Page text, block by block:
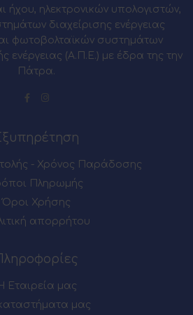
ήχου, ηλεκτρονικών υπολογιστών,
διαχείρισης ενέργειας
φωτοβολταϊκών συστημάτων
ενέργειας (Α.Π.Ε.) με έδρα της την
Πάτρα.
- Χρόνος Παράδοσης
Πληρωμής
Όροι Χρήσης
απορρήτου
Πληροφορίες
Εταιρεία μας
καταστήματα μας